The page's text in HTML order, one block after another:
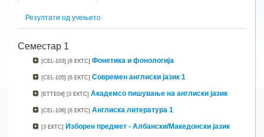
Резултати од учењето
Семестар 1
[CEL-103] [6 ЕКТС] Фонетика и фонологија
[CEL-105] [6 ЕКТС] Современ англиски јазик 1
[ETTE04] [3 ЕКТС] Академсо пишување на англиски јазик
[CEL-106] [6 ЕКТС] Англиска литература 1
[3 ЕКТС] Изборен предмет - Албански/Mакедонски јазик